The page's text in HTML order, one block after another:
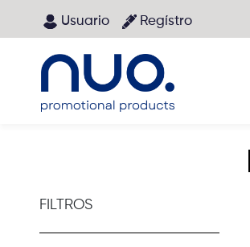
Usuario Regístro
FILTROS